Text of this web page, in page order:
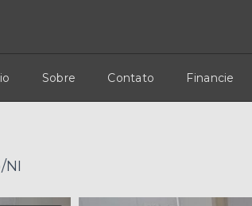
Sobre Contato Financie
NI